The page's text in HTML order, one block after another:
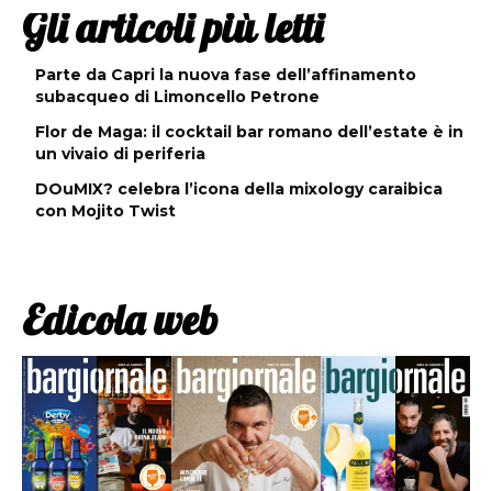
Gli articoli più letti
Parte da Capri la nuova fase dell’affinamento
subacqueo di Limoncello Petrone
Flor de Maga: il cocktail bar romano dell’estate è in
un vivaio di periferia
DOuMIX? celebra l’icona della mixology caraibica
con Mojito Twist
Edicola web